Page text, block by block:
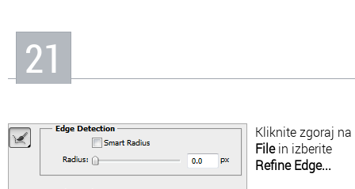
21
Kliknite zgoraj na
Filein izberite
Refine Edge...